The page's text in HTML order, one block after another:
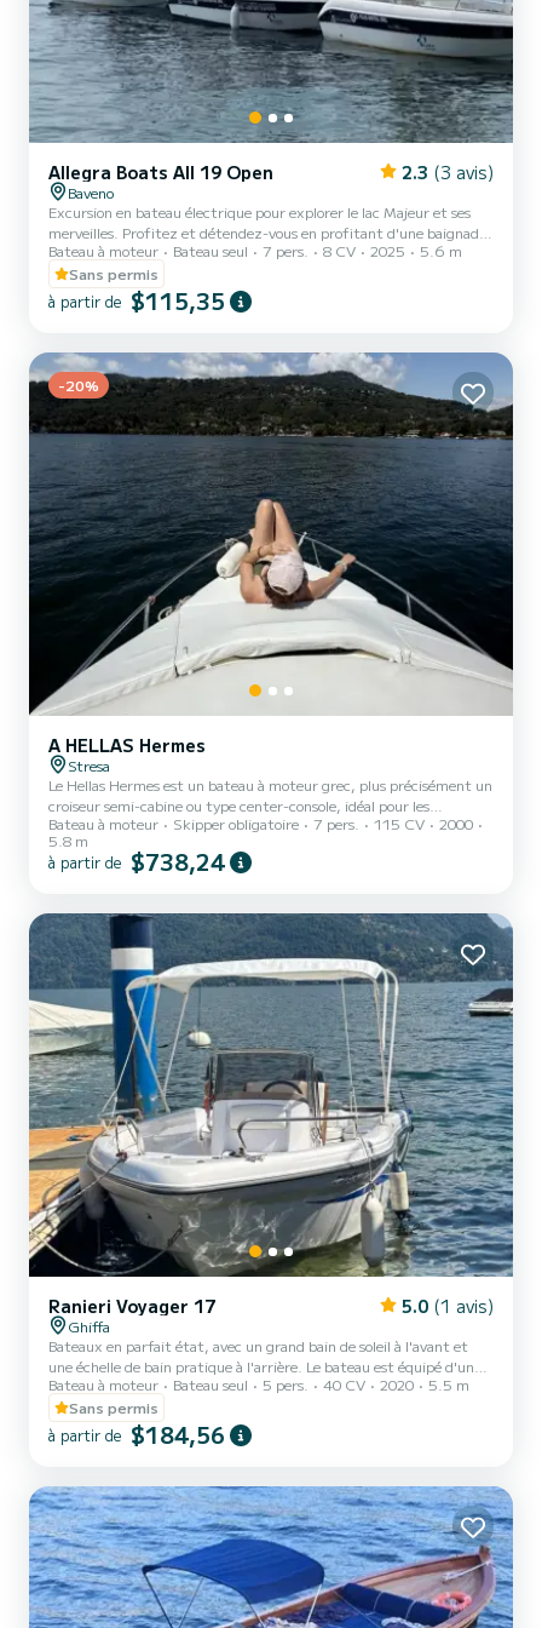
Allegra Boats All 19 Open 2.3 (3 avis)
Baveno
Excursion en bateau électrique pour explorer le lac Majeur et ses
merveilles. Profitez et détendez-vous en profitant d'une baignade!
Respectez l'environnement et la nature avec notre moteur
électrique. Les bateaux garantissent une autonomie de 5 heures de
navigation à une vitesse de 5 nœuds. Nouveaux bateaux à traction
électrique de Lakenergy Détente et plaisir Respectueux de la
pollution
Bateau à moteur Bateau seul 7 pers. 8 CV 2025
5.6 m
Sans permis
à partir de $115,35
-20%
A HELLAS Hermes
Stresa
Le Hellas Hermes est un bateau à moteur grec, plus précisément un
croiseur semi-cabine ou type center-console, idéal pour les
excursions d'une journée et les courts week-ends. Selon les
annonces, il mesure environ 5,70 à 5,75 mètres de long, environ
2,30 mètres de large et est équipé d'un moteur hors-bord Yamaha
Bateau à moteur Skipper obligatoire 7 pers. 115 CV
2000
5.8 m
à partir de $738,24
Ranieri Voyager 17 5.0 (1 avis)
Ghiffa
Bateaux en parfait état, avec un grand bain de soleil à l'avant et
une échelle de bain pratique à l'arrière. Le bateau est équipé d'un
auvent pare-soleil et de tous les dispositifs de sécurité pour profiter
pleinement et en toute sécurité des magnifiques panoramas du lac
Majeur
Bateau à moteur Bateau seul 5 pers. 40 CV 2020
5.5 m
Sans permis
à partir de $184,56